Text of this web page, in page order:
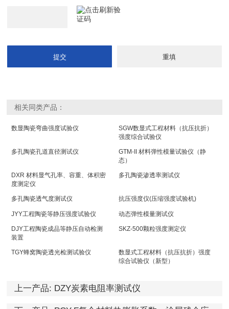
相关同类产品：
数显陶瓷弯曲强度试验仪
SGW数显式工程材料（抗压抗折）
强度综合试验仪
多孔陶瓷孔道直径测试仪
GTM-II 材料弹性模量试验仪（静
态）
DXR 材料显气孔率、容重、体积密
度测定仪
多孔陶瓷渗透率测试仪
多孔陶瓷透气度测试仪 抗压强度仪(压缩强度试验机)
JYY工程陶瓷等静压强度试验仪 动态弹性模量测试仪
DJY工程陶瓷成品等静压自动检测
装置
SKZ-500颗粒强度测定仪
TGY蜂窝陶瓷透光检测试验仪
数显式工程材料（抗压抗折）强度
综合试验仪（新型）
上一产品: DZY炭素电阻率测试仪